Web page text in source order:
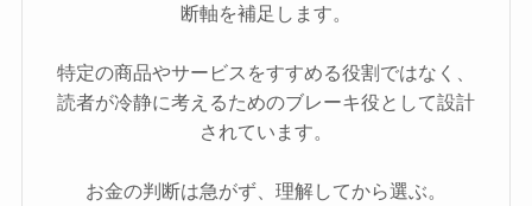
断軸を補足します。
特定の商品やサービスをすすめる役割ではなく、
読者が冷静に考えるためのブレーキ役として設計
されています。
お金の判断は急がず、理解してから選ぶ。